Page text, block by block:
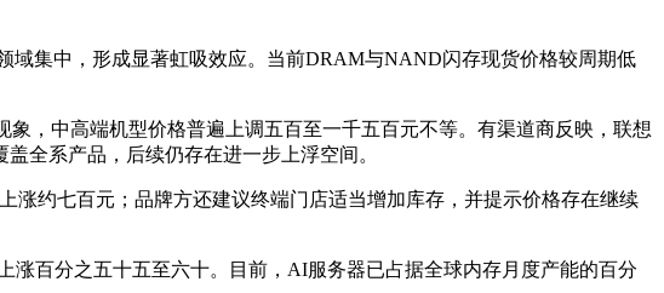
域集中，形成显著虹吸效应。当前DRAM与NAND闪存现货价格较周期低
，中高端机型价格普遍上调五百至一千五百元不等。有渠道商反映，联想
全系产品，后续仍存在进一步上浮空间。
涨约七百元；品牌方还建议终端门店适当增加库存，并提示价格存在继续
百分之五十五至六十。目前，AI服务器已占据全球内存月度产能的百分